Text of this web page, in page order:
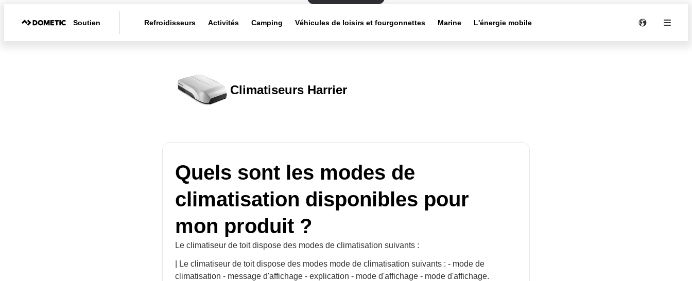
Soutien Refroidisseurs Activités Camping Véhicules de loisirs et fourgonnettes Marine L'énergie mobile
Climatiseurs Harrier
Quels sont les modes de
climatisation disponibles pour
mon produit ?
Le climatiseur de toit dispose des modes de climatisation suivants :
| Le climatiseur de toit dispose des modes mode de climatisation suivants : - mode de
climatisation - message d'affichage - explication - mode d'affichage - mode d'affichage.